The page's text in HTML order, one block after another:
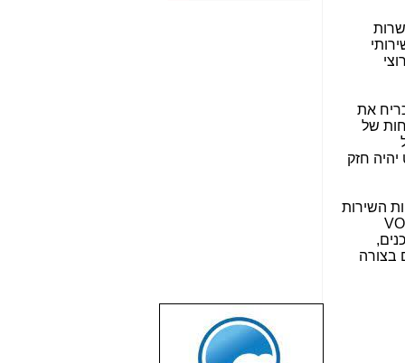
את
של
יהיה חזק
השירות
בצורה
שבוע טוב לכל
הגולשים באשר